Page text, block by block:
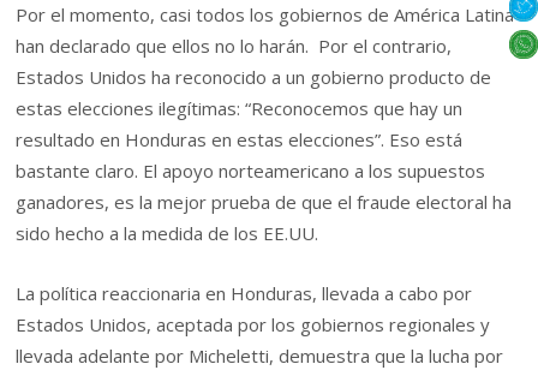
Por el momento, casi todos los gobiernos de América Latina
han declarado que ellos no lo harán. Por el contrario,
Estados Unidos ha reconocido a un gobierno producto de
estas elecciones ilegítimas: “Reconocemos que hay un
resultado en Honduras en estas elecciones”. Eso está
bastante claro. El apoyo norteamericano a los supuestos
ganadores, es la mejor prueba de que el fraude electoral ha
sido hecho a la medida de los EE.UU.
La política reaccionaria en Honduras, llevada a cabo por
Estados Unidos, aceptada por los gobiernos regionales y
llevada adelante por Micheletti, demuestra que la lucha por